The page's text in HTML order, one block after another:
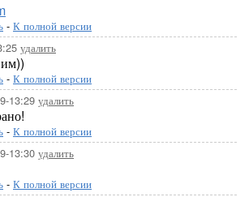
- К полной версии
удалить
- К полной версии
13:29 удалить
- К полной версии
13:30 удалить
- К полной версии